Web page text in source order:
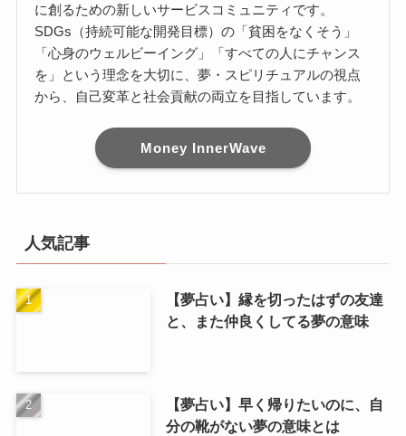
に創るための新しいサービスコミュニティです。
SDGs（持続可能な開発目標）の「貧困をなくそう」
「心身のウェルビーイング」「すべての人にチャンス
を」という理念を大切に、夢・スピリチュアルの視点
から、自己変革と社会貢献の両立を目指しています。
Money InnerWave
人気記事
【夢占い】縁を切ったはずの友達
と、また仲良くしてる夢の意味
【夢占い】早く帰りたいのに、自
分の靴がない夢の意味とは